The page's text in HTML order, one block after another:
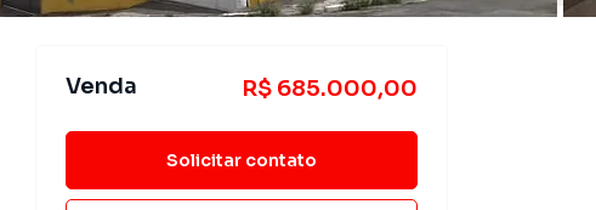
Venda R$ 685.000,00
Solicitar contato